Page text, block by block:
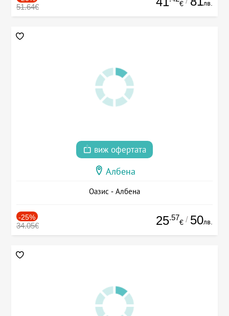
51.64€ € лв.
виж офертата
Албена
Оазис - Албена
-25%
34.05€ 25.57
€ / 50лв.